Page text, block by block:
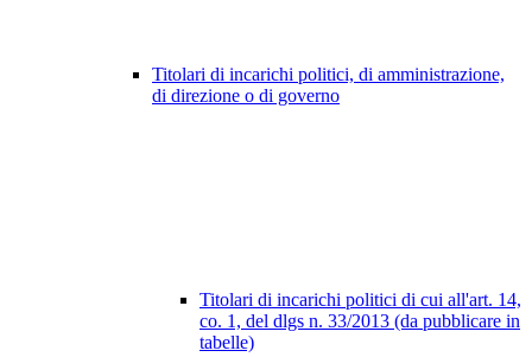
Titolari di incarichi politici, di amministrazione,
di direzione o di governo
Titolari di incarichi politici di cui all'art. 14,
co. 1, del dlgs n. 33/2013 (da pubblicare in
tabelle)